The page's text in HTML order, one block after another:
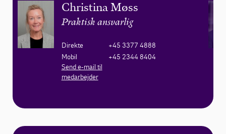
Christina Møss
Praktisk ansvarlig
Direkte
+45 3377 4888
Mobil
+45 2344 8404
Send e-mail til
medarbejder